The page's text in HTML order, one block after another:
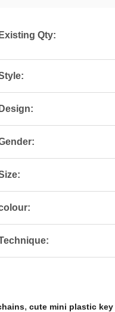
Existing Qty:
Design:
, cute mini plastic key